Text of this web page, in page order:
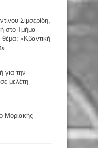
Σιμσερίδη,
στο Τμήμα
«Κβαντική
για την
μελέτη
Μοριακής